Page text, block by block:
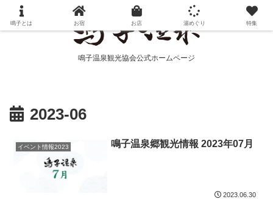
鳴子温泉観光協会公式ホームページ
2023-06
イベント情報2023 鳴子温泉郷観光情報 2023年07月
2023.06.30
鳴子とは お宿 お店 湯めぐり 特集